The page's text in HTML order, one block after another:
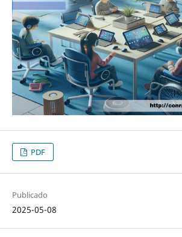
PDF
Publicado
2025-05-08